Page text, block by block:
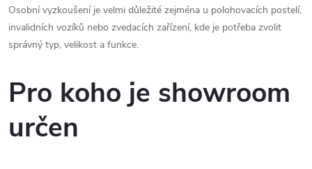
Osobní vyzkoušení je velmi důležité zejména u polohovacích postelí,
invalidních vozíků nebo zvedacích zařízení, kde je potřeba zvolit
správný typ, velikost a funkce.
Pro koho je showroom
určen